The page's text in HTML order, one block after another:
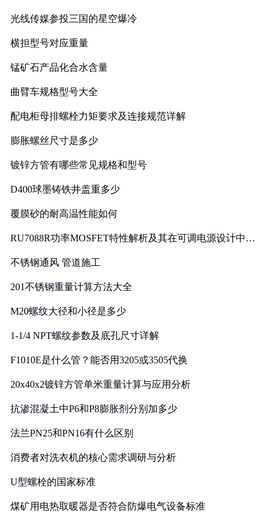
光线传媒参投三国的星空爆冷
横担型号对应重量
锰矿石产品化合水含量
曲臂车规格型号大全
配电柜母排螺栓力矩要求及连接规范详解
膨胀螺丝尺寸是多少
镀锌方管有哪些常见规格和型号
D400球墨铸铁井盖重多少
覆膜砂的耐高温性能如何
RU7088R功率MOSFET特性解析及其在可调电源设计中的
不锈钢通风 管道施工
201不锈钢重量计算方法大全
M20螺纹大径和小径是多少
1-1/4 NPT螺纹参数及底孔尺寸详解
F1010E是什么管？能否用3205或3505代换
20x40x2镀锌方管单米重量计算与应用分析
抗渗混凝土中P6和P8膨胀剂分别加多少
法兰PN25和PN16有什么区别
消费者对洗衣机的核心需求调研与分析
U型螺栓的国家标准
煤矿用电热取暖器是否符合防爆电气设备标准